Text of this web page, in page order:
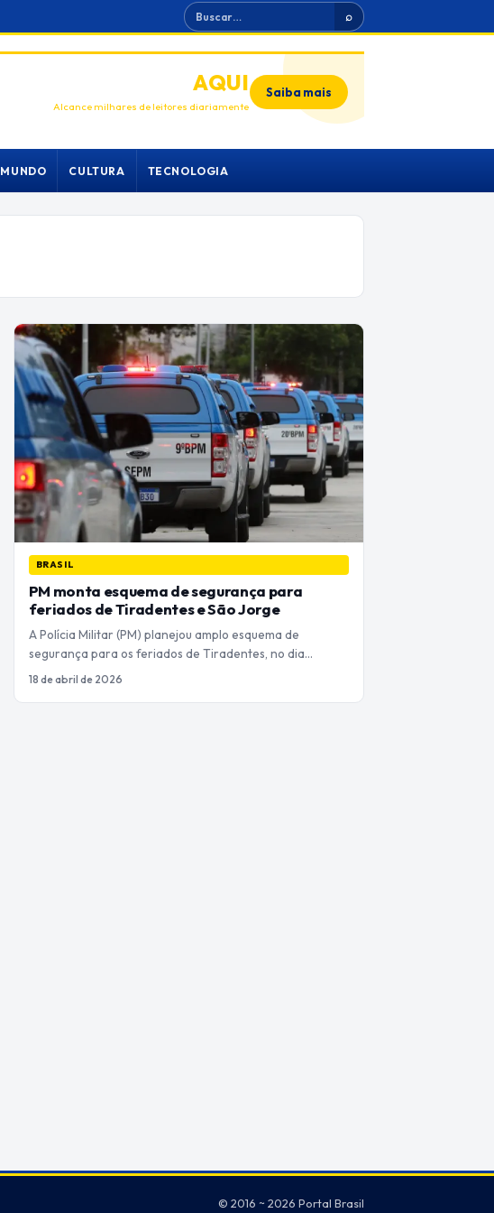
Buscar ⌕
ANUNCIEAQUI
Alcance milhares de leitores diariamente
Saiba mais
MUNDO CULTURA TECNOLOGIA
BRASIL
PM monta esquema de segurança para
feriados de Tiradentes e São Jorge
A Polícia Militar (PM) planejou amplo esquema de
segurança para os feriados de Tiradentes, no dia…
18 de abril de 2026
© 2016 ~ 2026 Portal Brasil